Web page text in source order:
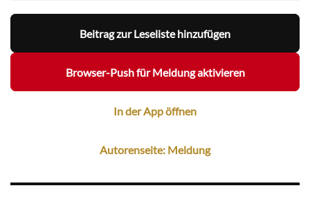
Beitrag zur Leseliste hinzufügen
Browser-Push für Meldung aktivieren
In der App öffnen
Autorenseite: Meldung